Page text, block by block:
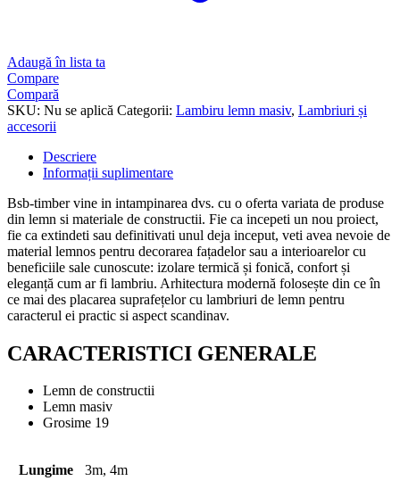
Adaugă în lista ta
Compare
Compară
SKU: Nu se aplică Categorii: Lambiru lemn masiv, Lambriuri și
accesorii
Descriere
Informații suplimentare
Bsb-timber vine in intampinarea dvs. cu o oferta variata de produse
din lemn si materiale de constructii. Fie ca incepeti un nou proiect,
fie ca extindeti sau definitivati unul deja inceput, veti avea nevoie de
material lemnos pentru decorarea fațadelor sau a interioarelor cu
beneficiile sale cunoscute: izolare termică și fonică, confort și
eleganță cum ar fi lambriu. Arhitectura modernă folosește din ce în
ce mai des placarea suprafețelor cu lambriuri de lemn pentru
caracterul ei practic si aspect scandinav.
CARACTERISTICI GENERALE
Lemn de constructii
Lemn masiv
Grosime 19
Lungime 3m, 4m